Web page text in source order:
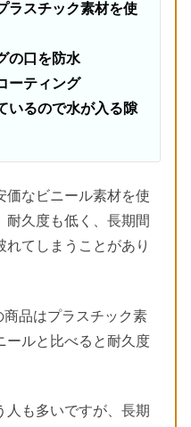
ラスチック素材を使
の口を防水
ーティング
いるので水が入る隙
価なビニール素材を使
耐久度も低く、長期間
てしまうことがあり
品はプラスチック素
ールと比べると耐久度
人も多いですが、長期